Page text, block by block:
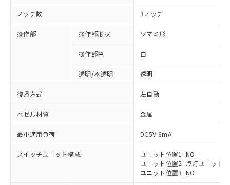
ノッチ数 3ノッチ
操作部 操作部形状 ツマミ形
操作部色 白
透明/不透明 透明
復帰方式 左自動
ベゼル材質 金属
最小適用負荷 DC5V 6mA
スイッチユニット構成
ユニット位置1: NO
ユニット位置2: 点灯ユニット
ユニット位置3: NO